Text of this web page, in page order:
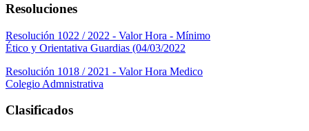
Resoluciones
Resolución 1022 / 2022 - Valor Hora - Mínimo
Ético y Orientativa Guardias (04/03/2022
Resolución 1018 / 2021 - Valor Hora Medico
Colegio Admnistrativa
Clasificados